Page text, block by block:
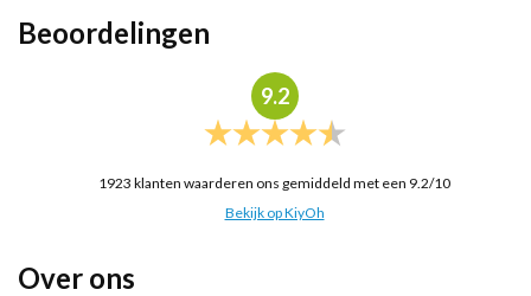
Beoordelingen
9.2
1923 klanten waarderen ons gemiddeld met een 9.2/10
Bekijk op KiyOh
Over ons